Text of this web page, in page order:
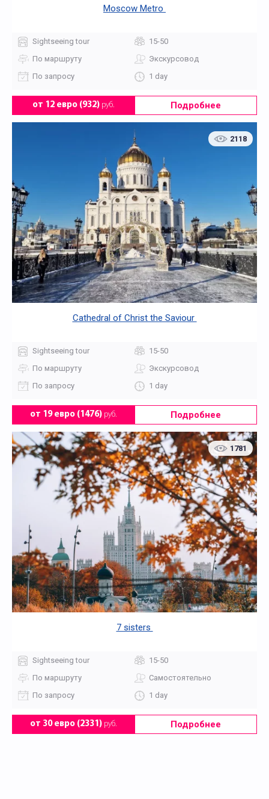
Moscow Metro
Sightseeing tour
15-50
По маршруту
Экскурсовод
По запросу
1 day
от 12 евро (932) руб. Подробнее
2118
Cathedral of Christ the Saviour
Sightseeing tour
15-50
По маршруту
Экскурсовод
По запросу
1 day
от 19 евро (1476) руб. Подробнее
1781
7 sisters
Sightseeing tour
15-50
По маршруту
Самостоятельно
По запросу
1 day
от 30 евро (2331) руб. Подробнее